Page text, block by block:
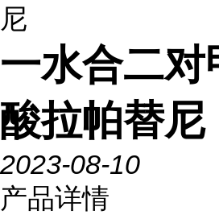
尼
一水合二对
酸拉帕替尼
2023-08-10
产品详情